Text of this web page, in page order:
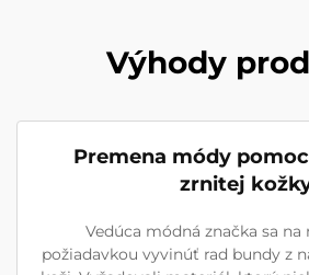
Výhody
Premena módy
zrnitej
Vedúca módná značka sa na
požiadavkou vyvinúť rad bundy z